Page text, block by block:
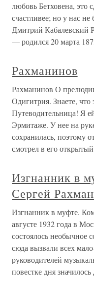
любовь Бетховена, это
счастливее; но у нас
Дмитрий Кабалевский
— родился 20 марта
Рахманинов
Рахманинов О
Одигитрия. Знаете,
Путеводительница! Я
Эрмитаже. У нее на
сохранилась, поэтому
смотрел в его
Изгнанник в
Сергей
Изгнанник в муфте.
августе 1932 года в
состоялось необычное
сюда вызвали всех
руководителей
повестке дня значилось